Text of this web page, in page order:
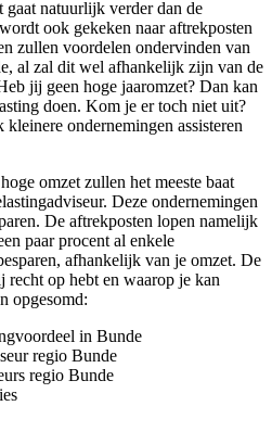
natuurlijk verder dan de
ook gekeken naar aftrekposten
zullen voordelen ondervinden van
al zal dit wel afhankelijk zijn van de
jij geen hoge jaaromzet? Dan kan
doen. Kom je er toch niet uit?
ondernemingen assisteren
omzet zullen het meeste baat
Deze ondernemingen
De aftrekposten lopen namelijk
paar procent al enkele
afhankelijk van je omzet. De
op hebt en waarop je kan
opgesomd:
in Bunde
regio Bunde
regio Bunde